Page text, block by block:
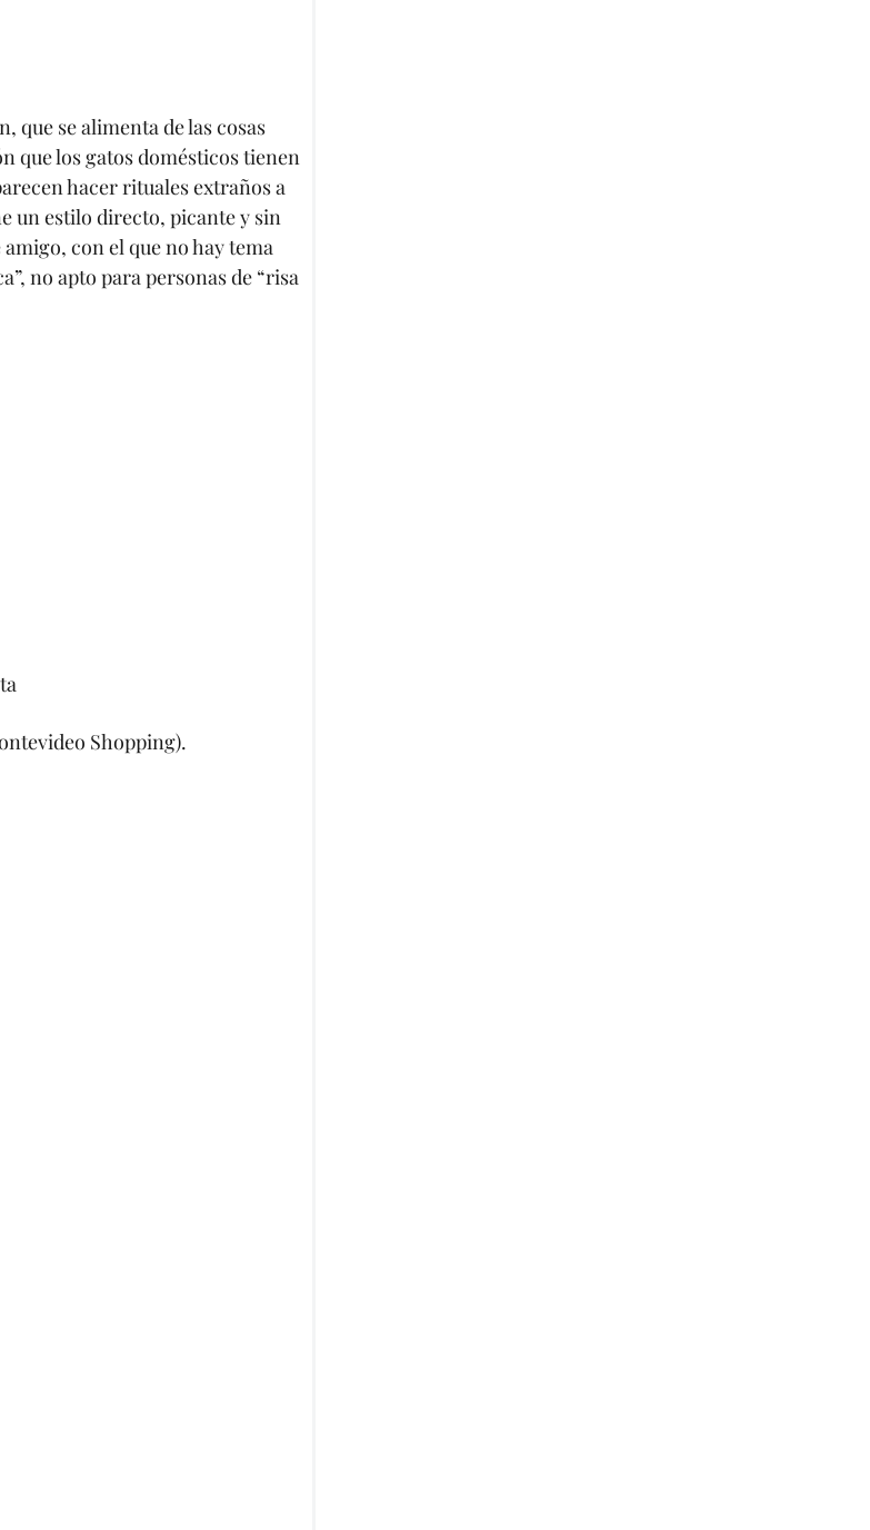
que se alimenta de las cosas
que los gatos domésticos tienen
hacer rituales extraños a
un estilo directo, picante y sin
con el que no hay tema
no apto para personas de “risa
Shopping).